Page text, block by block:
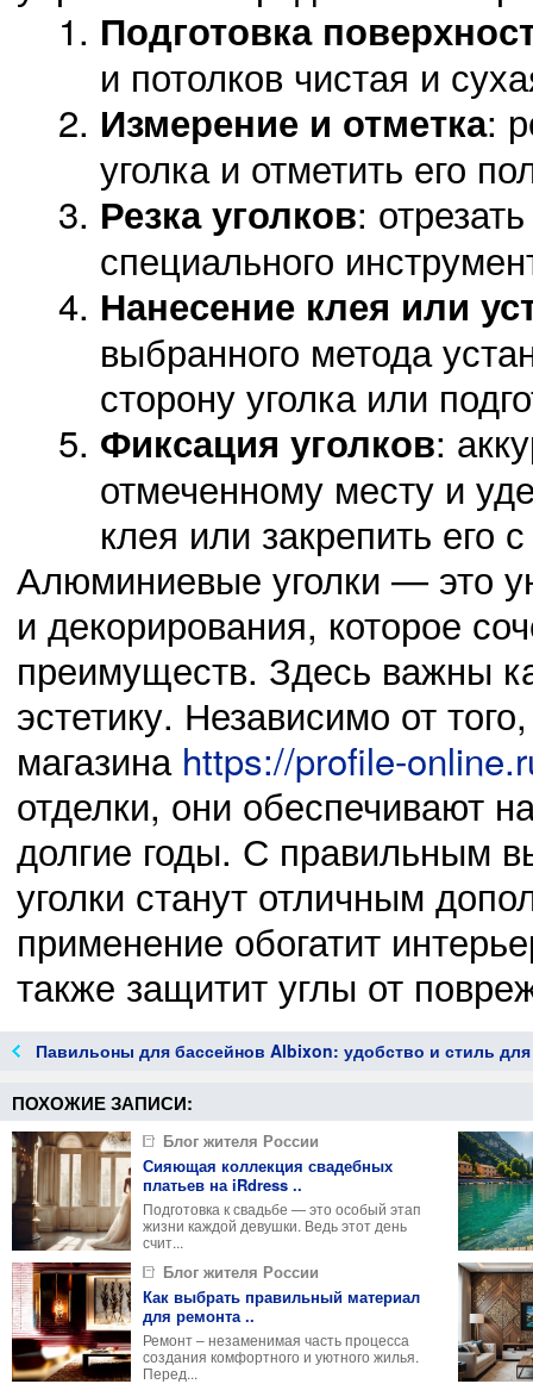
Подготовка
и потолков чистая и
Измерение и отметка:
уголка и отметить его
Резка уголков:
специального
Нанесение клея или
выбранного метода
сторону уголка или
Фиксация уголков:
отмеченному месту и
клея или закрепить
Алюминиевые уголки — это
и декорирования, которое
преимуществ. Здесь важны
эстетику. Независимо от
магазина https://profile-
отделки, они обеспечивают
долгие годы. С правильным
уголки станут отличным
применение обогатит
также защитит углы от
Павильоны для бассейнов Albixon: удобство и стиль
ПОХОЖИЕ ЗАПИСИ:
Блог жителя России
Сияющая коллекция свадебных
платьев на iRdress ..
Подготовка к свадьбе — это особый этап
жизни каждой девушки. Ведь этот день
счит...
Блог жителя России
Как выбрать правильный материал
для ремонта ..
Ремонт – незаменимая часть процесса
создания комфортного и уютного жилья.
Перед...